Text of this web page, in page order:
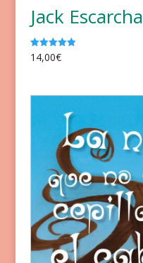
Jack Escarcha
Valorado
con
14,00€